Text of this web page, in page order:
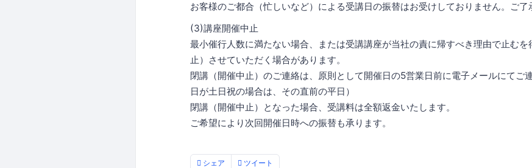
お客様のご都合（忙しいなど）による受講日の振替はお受けしておりません。ご了
(3)講座開催中止
最小催行人数に満たない場合、または受講講座が当社の責に帰すべき理由で止むを
止）させていただく場合があります。
閉講（開催中止）のご連絡は、原則として開催日の5営業日前に電子メールにてご
日が土日祝の場合は、その直前の平日）
閉講（開催中止）となった場合、受講料は全額返金いたします。
ご希望により次回開催日時への振替も承ります。
シェア ツイート